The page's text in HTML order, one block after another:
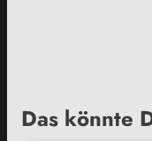
Das könnte